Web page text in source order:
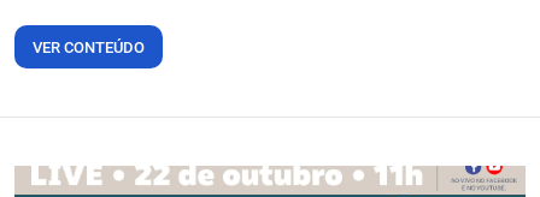
VER CONTEÚDO